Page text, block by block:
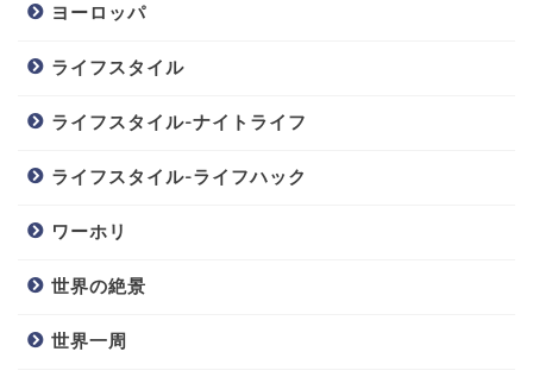
ヨーロッパ
ライフスタイル
ライフスタイル-ナイトライフ
ライフスタイル-ライフハック
ワーホリ
世界の絶景
世界一周